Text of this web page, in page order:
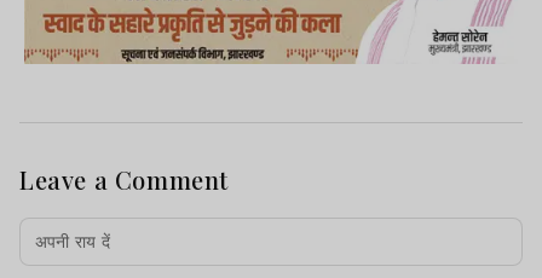
Leave a Comment